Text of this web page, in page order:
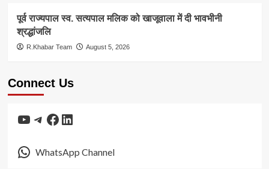
पूर्व राज्यपाल स्व. सत्यपाल मलिक को खाजूवाला में दी भावभीनी
श्रद्धांजलि
R.Khabar Team August 5, 2026
Connect Us
YouTube
Telegram
Facebook
LinkedIn
WhatsApp Channel